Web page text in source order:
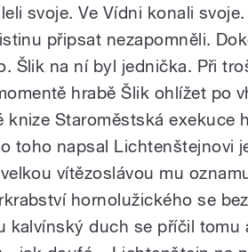
svoje. Ve Vídni konali
připsat nezapomněli.
Šlik na ní byl jednička. Při
hrabě Šlik ohlížet po
knize Staroměstská exekuce
toho napsal Lichtenštejnovi
vítězoslávou mu
hornolužického se
kalvínský duch se příčil tomu